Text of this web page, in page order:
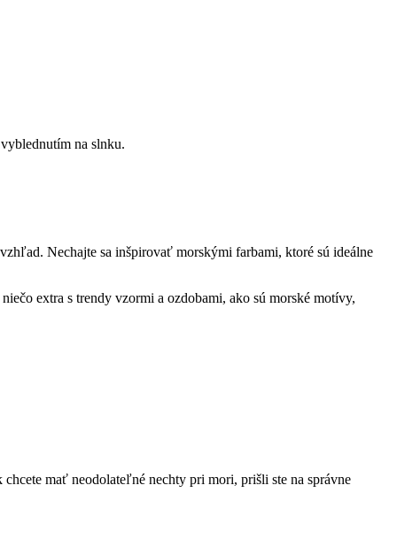
na slnku.
Nechajte sa inšpirovať morskými‌ farbami, ktoré ⁢sú ideálne
extra‌ s trendy vzormi a ozdobami, ​ako sú⁣ morské motívy,
mať neodolateľné nechty pri mori, prišli ste ‌na správne